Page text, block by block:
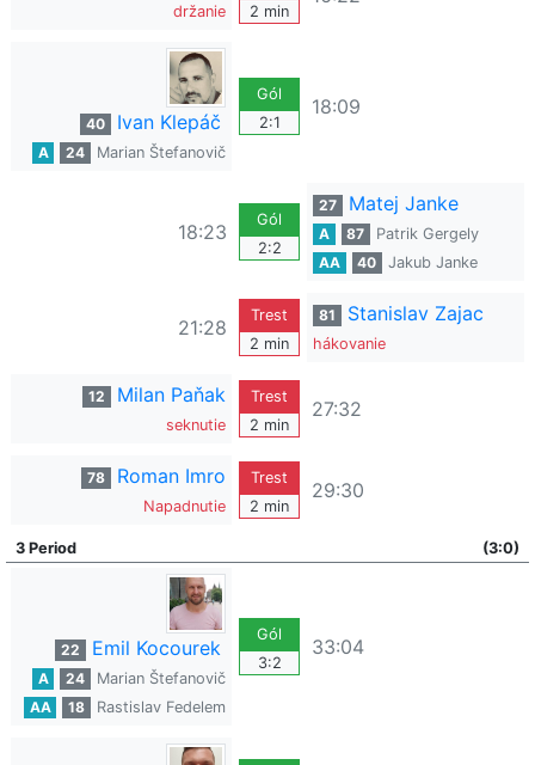
držanie
2 min
40 Ivan Klepáč
A 24 Marian Štefanovič
Gól
2:1
18:09
18:23
Gól
2:2
27 Matej Janke
A 87
Patrik Gergely
AA
40 Jakub Janke
21:28
Trest
2 min
81 Stanislav Zajac
hákovanie
12 Milan Paňak
seknutie
Trest
2 min
27:32
78 Roman Imro
Napadnutie
Trest
2 min
29:30
3 Period (3:0)
22 Emil Kocourek
A 24
Marian Štefanovič
AA
18 Rastislav Fedelem
Gól
3:2
33:04